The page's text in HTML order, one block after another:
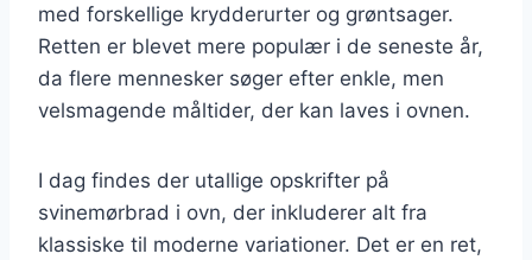
med forskellige krydderurter og grøntsager.
Retten er blevet mere populær i de seneste år,
da flere mennesker søger efter enkle, men
velsmagende måltider, der kan laves i ovnen.
I dag findes der utallige opskrifter på
svinemørbrad i ovn, der inkluderer alt fra
klassiske til moderne variationer. Det er en ret,